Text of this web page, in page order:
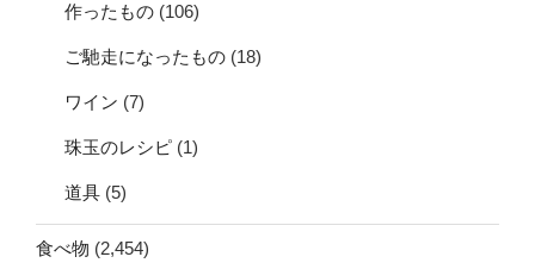
作ったもの (106)
ご馳走になったもの (18)
ワイン (7)
珠玉のレシピ (1)
道具 (5)
食べ物 (2,454)